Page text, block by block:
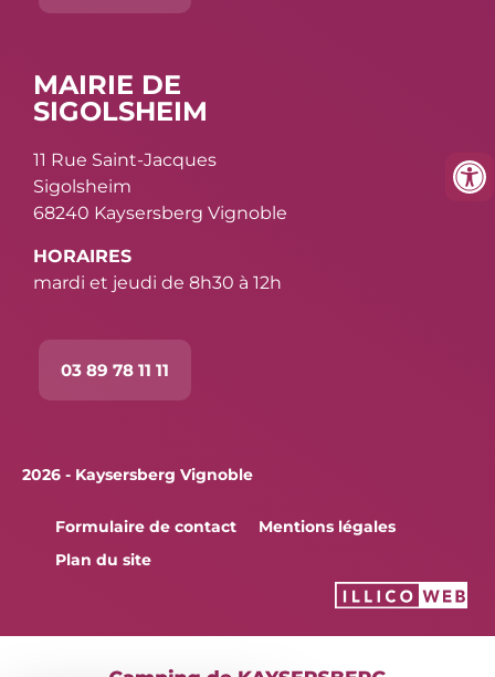
MAIRIE DE
SIGOLSHEIM
11 Rue Saint-Jacques
Sigolsheim
68240 Kaysersberg Vignoble
HORAIRES
mardi et jeudi de 8h30 à 12h
03 89 78 11 11
2026 - Kaysersberg Vignoble
Formulaire de contact
Mentions légales
Plan du site